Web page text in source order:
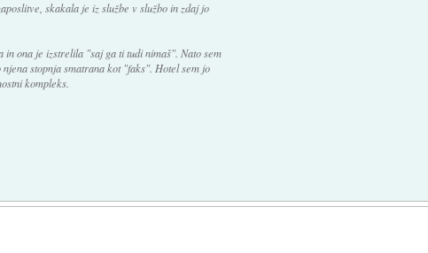
skakala je iz službe v službo in zdaj jo
ona je izstrelila "saj ga ti tudi nimaš". Nato sem
stopnja smatrana kot "faks". Hotel sem jo
kompleks.